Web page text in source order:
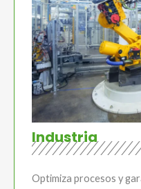
Industria
Optimiza procesos y